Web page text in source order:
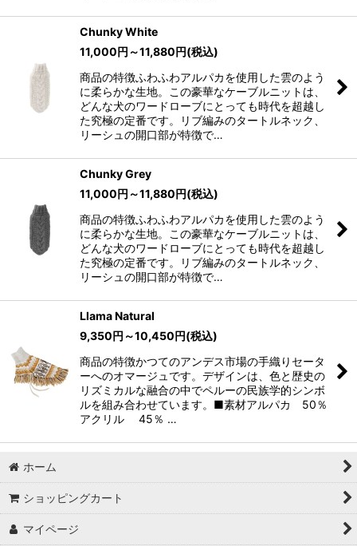
Chunky White
11,000円 ～11,880円(税込)
商品の特徴ふわふわアルパカを使用した雲のよう
に柔らかな生地。この豪華なケーブルニットは、
どんな犬のワードローブにとっても時代を超越し
た究極の定番です。リブ編みのタートルネック、
リーシュの開口部が特徴で…
Chunky Grey
11,000円 ～11,880円(税込)
商品の特徴ふわふわアルパカを使用した雲のよう
に柔らかな生地。この豪華なケーブルニットは、
どんな犬のワードローブにとっても時代を超越し
た究極の定番です。リブ編みのタートルネック、
リーシュの開口部が特徴で…
Llama Natural
9,350円 ～10,450円(税込)
商品の特徴かつてのアンデス市場の手織りセータ
ーへのオマージュです。デザインは、色と歴史の
リズミカルな融合の中でペルーの民族学的シンボ
ルを組み合わせています。■素材アルパカ 50％
アクリル 45％ …
ホーム
ショッピングカート
マイページ